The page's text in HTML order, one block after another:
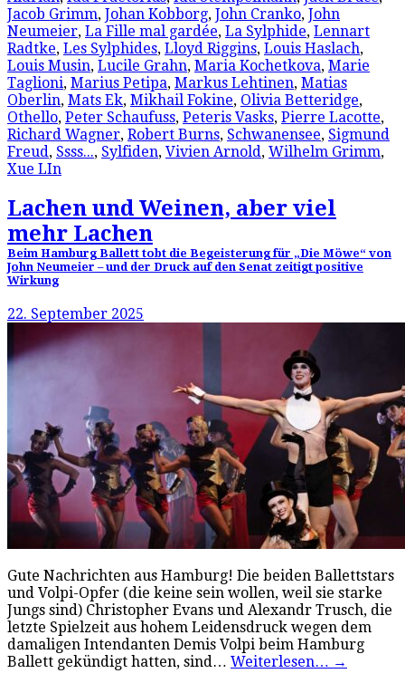
Jacob Grimm, Johan Kobborg, John Cranko, John
Neumeier, La Fille mal gardée, La Sylphide, Lennart
Radtke, Les Sylphides, Lloyd Riggins, Louis Haslach,
Louis Musin, Lucile Grahn, Maria Kochetkova, Marie
Taglioni, Marius Petipa, Markus Lehtinen, Matias
Oberlin, Mats Ek, Mikhail Fokine, Olivia Betteridge,
Othello, Peter Schaufuss, Peteris Vasks, Pierre Lacotte,
Richard Wagner, Robert Burns, Schwanensee, Sigmund
Freud, Ssss..., Sylfiden, Vivien Arnold, Wilhelm Grimm,
Xue LIn
Lachen und Weinen, aber viel
mehr Lachen
Beim Hamburg Ballett tobt die Begeisterung für „Die Möwe“ von
John Neumeier – und der Druck auf den Senat zeitigt positive
Wirkung
22. September 2025
Gute Nachrichten aus Hamburg! Die beiden Ballettstars
und Volpi-Opfer (die keine sein wollen, weil sie starke
Jungs sind) Christopher Evans und Alexandr Trusch, die
letzte Spielzeit aus hohem Leidensdruck wegen dem
damaligen Intendanten Demis Volpi beim Hamburg
Ballett gekündigt hatten, sind… Weiterlesen… →